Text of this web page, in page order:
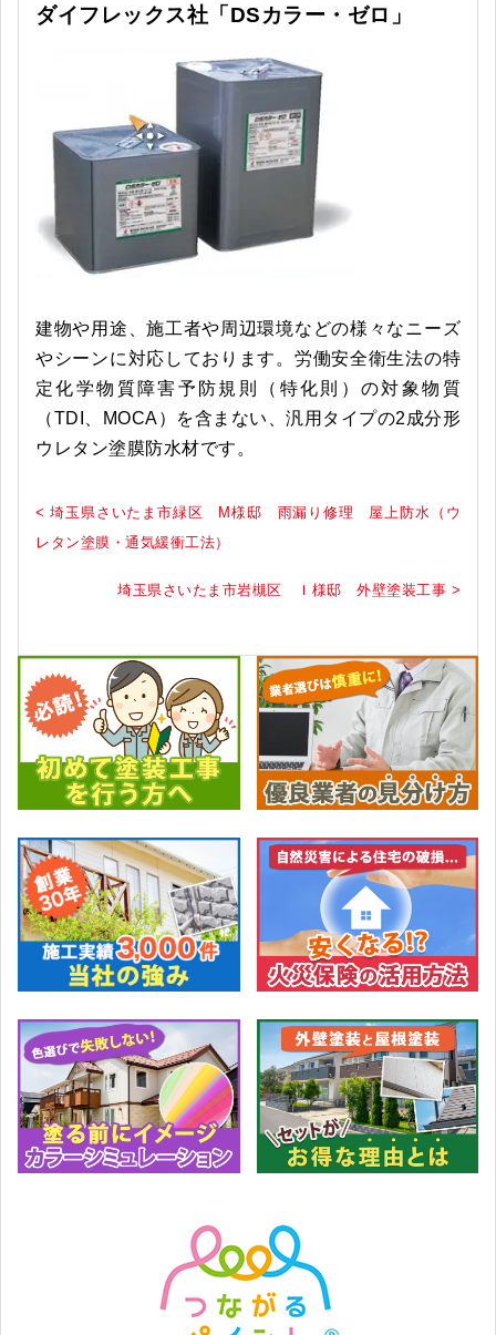
ダイフレックス社「DSカラー・ゼロ」
建物や用途、施工者や周辺環境などの様々なニーズ
やシーンに対応しております。労働安全衛生法の特
定化学物質障害予防規則（特化則）の対象物質
（TDI、MOCA）を含まない、汎用タイプの2成分形
ウレタン塗膜防水材です。
< 埼玉県さいたま市緑区 M様邸 雨漏り修理 屋上防水（ウ
レタン塗膜・通気緩衝工法）
埼玉県さいたま市岩槻区 Ｉ様邸 外壁塗装工事 >